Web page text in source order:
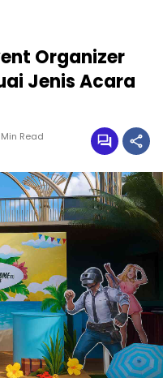
Organizer
Jenis Acara
Read